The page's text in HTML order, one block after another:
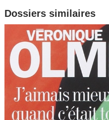
Dossiers similaires